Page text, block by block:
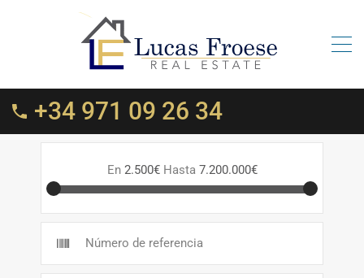
+34 971 09 26 34
En 2.500€ Hasta 7.200.000€